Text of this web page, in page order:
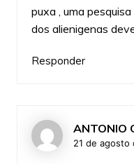
puxa , uma
dos alienigenas
Responder
ANTONIO
21 de agosto